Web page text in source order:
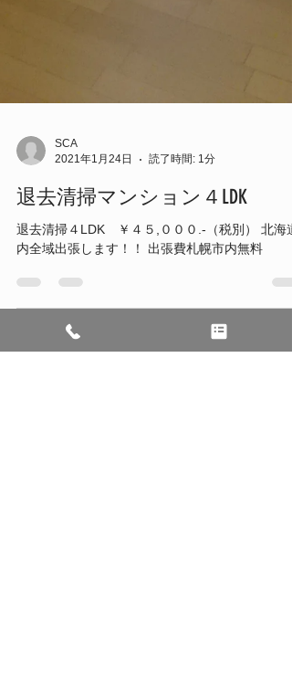
2021年1月24日
読了時間: 1分
退去清掃マンション４LDK
退去清掃４LDK ￥４５,０００.-（税別） 北海道
内全域出張します！！ 出張費札幌市内無料